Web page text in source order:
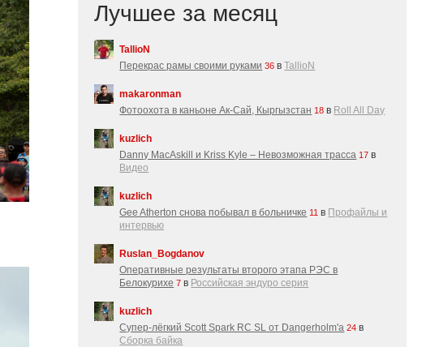
Лучшее за месяц
TallioN
Перекрас рамы своими руками 36 вTallioN
makaronman
Фотоохота в каньоне Ак-Cай, Кыргызстан 18 в Roll All Day
kuzlich
Danny MacAskill и Kriss Kyle – Невозможная трасса 17 в
Видео
kuzlich
Gee Atherton снова побывал в больничке 11 в Профайлы и
интервью
Ruslan_Bogdanov
Оперативные результаты второго этапа РЭС в
Белокурихе 7 в Российская эндуро серия
kuzlich
Супер-лёгкий Scott Spark RC SL от Dangerholm'a 24 в
Сборка байка